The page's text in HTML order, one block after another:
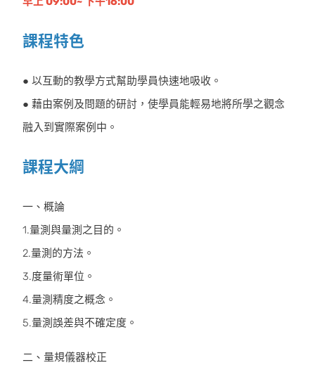
課程特色
● 以互動的教學方式幫助學員快速地吸收。
● 藉由案例及問題的研討，使學員能輕易地將所學之觀念
融入到實際案例中。
課程大綱
一、概論
1.量測與量測之目的。
2.量測的方法。
3.度量術單位。
4.量測精度之概念。
5.量測誤差與不確定度。
二、量規儀器校正